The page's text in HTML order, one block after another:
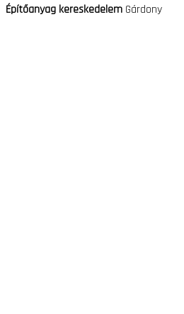
Építőanyag kereskedelem Gárdony